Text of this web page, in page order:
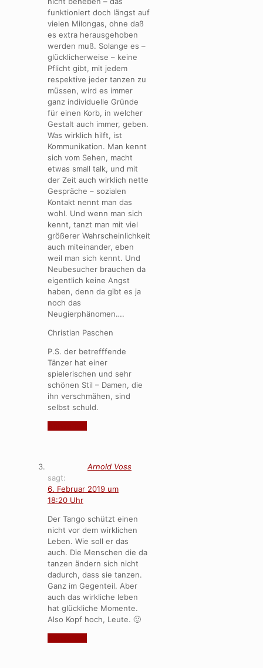
funktioniert doch längst auf
vielen Milongas, ohne daß
es extra herausgehoben
werden muß. Solange es –
glücklicherweise – keine
Pflicht gibt, mit jedem
respektive jeder tanzen zu
müssen, wird es immer
ganz individuelle Gründe
für einen Korb, in welcher
Gestalt auch immer, geben.
Was wirklich hilft, ist
Kommunikation. Man kennt
sich vom Sehen, macht
etwas small talk, und mit
der Zeit auch wirklich nette
Gespräche – sozialen
Kontakt nennt man das
wohl. Und wenn man sich
kennt, tanzt man mit viel
größerer Wahrscheinlichkeit
auch miteinander, eben
weil man sich kennt. Und
Neubesucher brauchen da
eigentlich keine Angst
haben, denn da gibt es ja
noch das
Neugierphänomen….
Christian Paschen
P.S. der betrefffende
Tänzer hat einer
spielerischen und sehr
schönen Stil – Damen, die
ihn verschmähen, sind
selbst schuld.
Arnold Voss
sagt:
6. Februar 2019 um
18:20 Uhr
Der Tango schützt einen
nicht vor dem wirklichen
Leben. Wie soll er das
auch. Die Menschen die da
tanzen ändern sich nicht
dadurch, dass sie tanzen.
Ganz im Gegenteil. Aber
auch das wirkliche leben
hat glückliche Momente.
Also Kopf hoch, Leute. 🙂